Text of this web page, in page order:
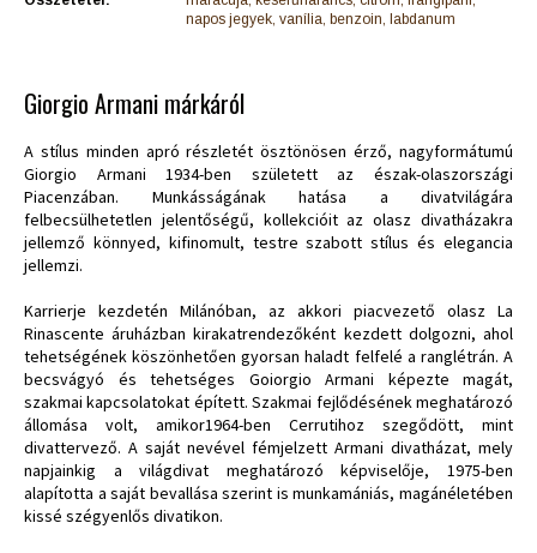
napos jegyek, vanília, benzoin, labdanum
Giorgio Armani márkáról
A stílus minden apró részletét ösztönösen érző, nagyformátumú
Giorgio Armani 1934-ben született az észak-olaszországi
Piacenzában. Munkásságának hatása a divatvilágára
felbecsülhetetlen jelentőségű, kollekcióit az olasz divatházakra
jellemző könnyed, kifinomult, testre szabott stílus és elegancia
jellemzi.
Karrierje kezdetén Milánóban, az akkori piacvezető olasz La
Rinascente áruházban kirakatrendezőként kezdett dolgozni, ahol
tehetségének köszönhetően gyorsan haladt felfelé a ranglétrán. A
becsvágyó és tehetséges Goiorgio Armani képezte magát,
szakmai kapcsolatokat épített. Szakmai fejlődésének meghatározó
állomása volt, amikor1964-ben Cerrutihoz szegődött, mint
divattervező. A saját nevével fémjelzett Armani divatházat, mely
napjainkig a világdivat meghatározó képviselője, 1975-ben
alapította a saját bevallása szerint is munkamániás, magánéletében
kissé szégyenlős divatikon.